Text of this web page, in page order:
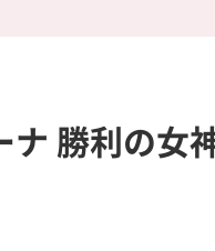
ナ 勝利の